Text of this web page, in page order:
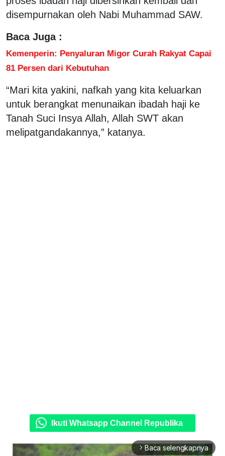
disempurnakan oleh Nabi Muhammad SAW.
Baca Juga :
Kemenperin: Penyaluran Migor Curah Rakyat Capai
81 Persen dari Kebutuhan
“Mari kita yakini, nafkah yang kita keluarkan
untuk berangkat menunaikan ibadah haji ke
Tanah Suci Insya Allah, Allah SWT akan
melipatgandakannya,” katanya.
Ikuti Whatsapp Channel Republika
arrow_forward_ios Baca selengkapnya